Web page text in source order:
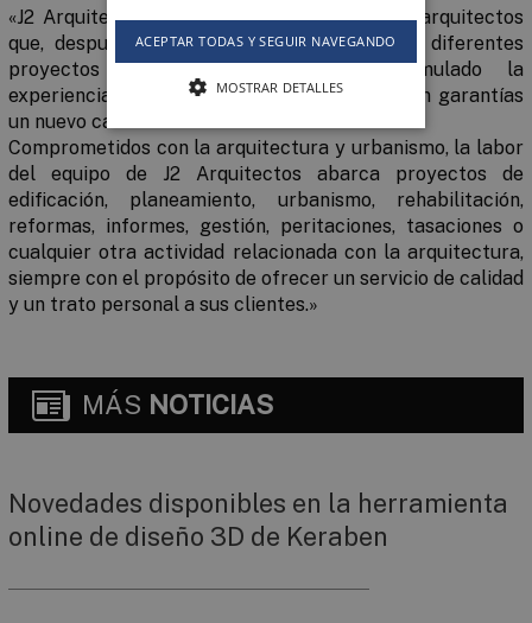
«J2 Arquitectos nace de la inquietud de dos arquitectos
que, después de haber trabajado juntos en diferentes
proyectos profesionales y haber acumulado la
experiencia necesaria, deciden emprender con garantías
un nuevo camino.
Comprometidos con la arquitectura y urbanismo, la labor
del equipo de J2 Arquitectos abarca proyectos de
edificación, planeamiento, urbanismo, rehabilitación,
reformas, informes, gestión, peritaciones, tasaciones o
cualquier otra actividad relacionada con la arquitectura,
siempre con el propósito de ofrecer un servicio de calidad
y un trato personal a sus clientes.»
MÁS NOTICIAS
Novedades disponibles en la herramienta
online de diseño 3D de Keraben
ACEPTAR TODAS Y SEGUIR NAVEGANDO
MOSTRAR DETALLES